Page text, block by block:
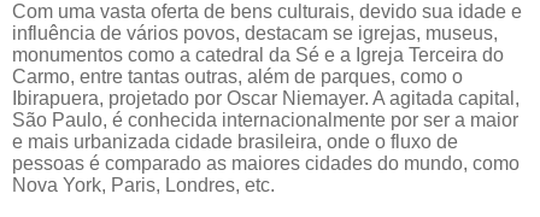
Com uma vasta oferta de bens culturais, devido sua idade e
influência de vários povos, destacam se igrejas, museus,
monumentos como a catedral da Sé e a Igreja Terceira do
Carmo, entre tantas outras, além de parques, como o
Ibirapuera, projetado por Oscar Niemayer. A agitada capital,
São Paulo, é conhecida internacionalmente por ser a maior
e mais urbanizada cidade brasileira, onde o fluxo de
pessoas é comparado as maiores cidades do mundo, como
Nova York, Paris, Londres, etc.